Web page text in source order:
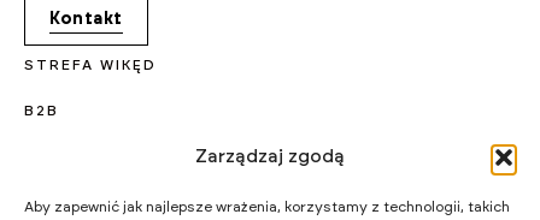
Zarządzaj zgodą
Aby zapewnić jak najlepsze wrażenia, korzystamy z technologii, takich
Kontakt
STREFA WIKĘD
B2B
PROJEKTY UNIJNE